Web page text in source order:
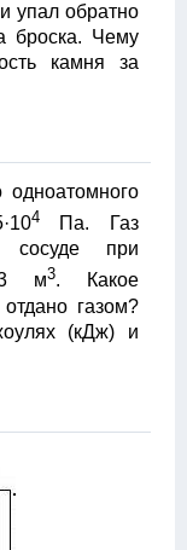
упал обратно
броска. Чему
камня за
одноатомного
4Па. Газ
сосуде при
м3. Какое
газом?
(кДж) и